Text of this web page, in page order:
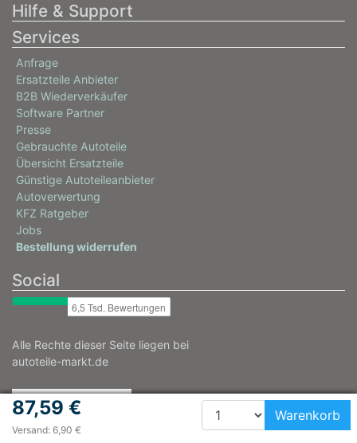
08/2002 - 05/2006
87,59 €
Versand: 6,90 €
Warenkorb
Hilfe & Support
Services
Anfrage
Ersatzteile Anbieter
B2B Wiederverkäufer
Software Partner
Presse
Gebrauchte Autoteile
Übersicht Ersatzteile
Günstige Autoteileanbieter
Autoverwertung
KFZ Ratgeber
Jobs
Bestellung widerrufen
Social
Alle Rechte dieser Seite liegen bei
autoteile-markt.de